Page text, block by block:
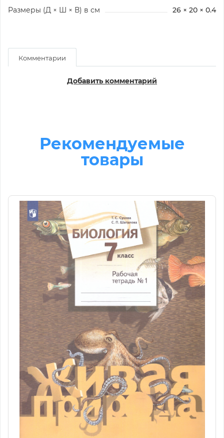
Размеры (Д × Ш × В) в см 26 × 20 × 0.4
Комментарии
Добавить комментарий
Рекомендуемые
товары